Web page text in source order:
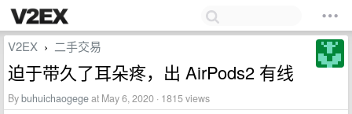
V2EX › 二手交易
迫于带久了耳朵疼，出 AirPods2 有线
Bybuhuichaogegeat May 6, 2020 · 1815 views